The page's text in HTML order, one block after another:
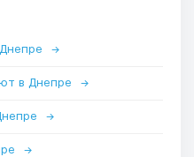
→
в Днепре →
→
→